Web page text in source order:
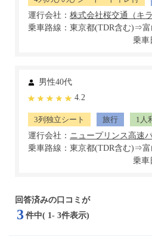
運行会社：
乗車路線：東京都(TDR含む)⇒富
乗車
男性40代
4.2
3列独立シート 旅行
1人
運行会社：
乗車路線：東京都(TDR含む)⇒富
乗車
回答済みの口コミが
3 件中( 1- 3件表示)